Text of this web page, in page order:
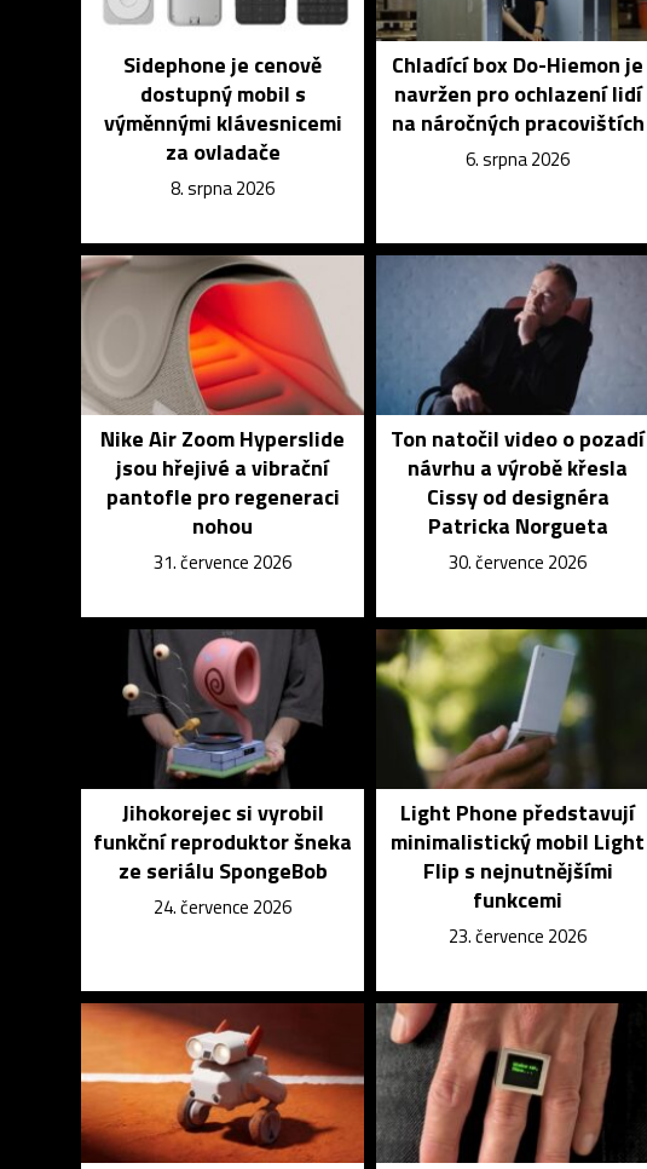
Sidephone je cenově
dostupný mobil s
výměnnými klávesnicemi
za ovladače
8. srpna 2026
Chladící box Do-Hiemon je
navržen pro ochlazení lidí
na náročných pracovištích
6. srpna 2026
Nike Air Zoom Hyperslide
jsou hřejivé a vibrační
pantofle pro regeneraci
nohou
31. července 2026
Ton natočil video o pozadí
návrhu a výrobě křesla
Cissy od designéra
Patricka Norgueta
30. července 2026
Jihokorejec si vyrobil
funkční reproduktor šneka
ze seriálu SpongeBob
24. července 2026
Light Phone představují
minimalistický mobil Light
Flip s nejnutnějšími
funkcemi
23. července 2026